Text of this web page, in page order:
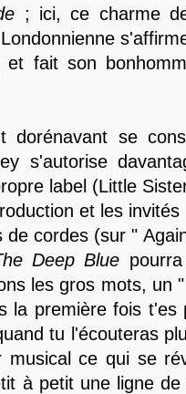
; ici, ce charme
et fait son
dorénavant se
s'autorise
label (Little
et les
de cordes (sur "
Deep Blue
les gros mots, un
la première fois
tu l'écouteras
musical ce qui se
à petit une ligne